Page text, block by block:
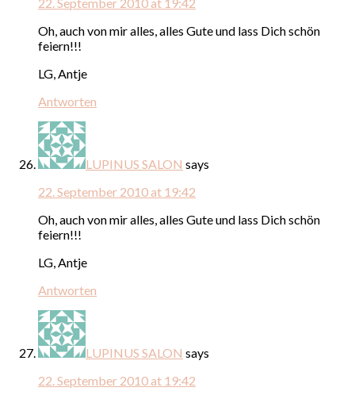
Oh, auch von mir alles, alles Gute und lass Dich schön
feiern!!!
LG, Antje
Antworten
LUPINUS SALON says
22. September 2010 at 19:42
Oh, auch von mir alles, alles Gute und lass Dich schön
feiern!!!
LG, Antje
Antworten
LUPINUS SALON says
22. September 2010 at 19:42